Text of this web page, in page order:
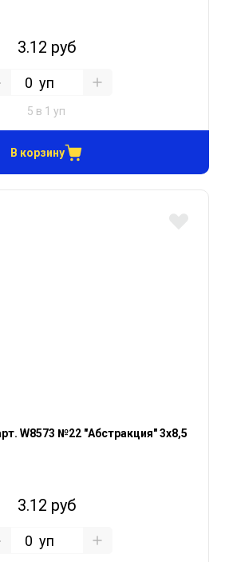
3.12 руб
уп
5 в 1 уп
В корзину
W8573 №22 "Абстракция" 3х8,5
3.12 руб
уп